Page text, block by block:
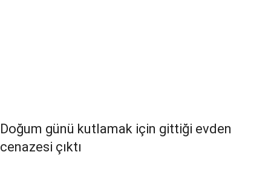
Doğum günü kutlamak için gittiği evden
cenazesi çıktı